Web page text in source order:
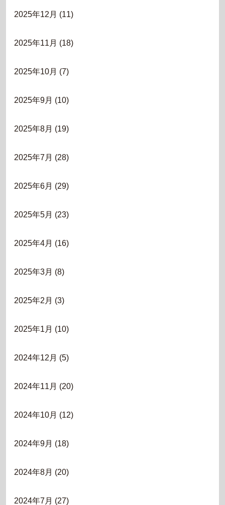
2025年12月 (11)
2025年11月 (18)
2025年10月 (7)
2025年9月 (10)
2025年8月 (19)
2025年7月 (28)
2025年6月 (29)
2025年5月 (23)
2025年4月 (16)
2025年3月 (8)
2025年2月 (3)
2025年1月 (10)
2024年12月 (5)
2024年11月 (20)
2024年10月 (12)
2024年9月 (18)
2024年8月 (20)
2024年7月 (27)